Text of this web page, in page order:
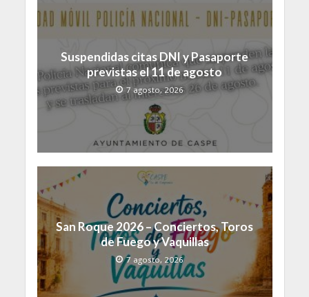
Suspendidas citas DNI y Pasaporte
previstas el 11 de agosto
7 agosto, 2026
San Roque 2026 – Conciertos, Toros
de Fuego y Vaquillas
7 agosto, 2026